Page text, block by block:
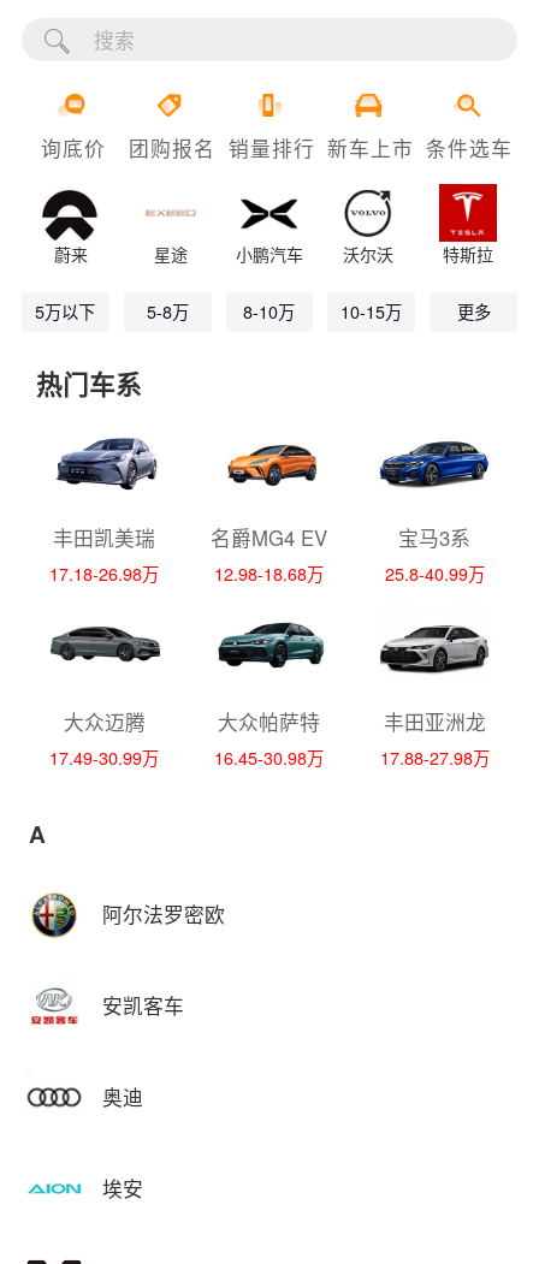
询底价 团购报名 销量排行 新车上市 条件选车
蔚来 星途 小鹏汽车 沃尔沃 特斯拉
5万以下 5-8万 8-10万 10-15万 更多
热门车系
丰田凯美瑞
17.18-26.98万
名爵MG4 EV
12.98-18.68万
宝马3系
25.8-40.99万
大众迈腾
17.49-30.99万
大众帕萨特
16.45-30.98万
丰田亚洲龙
17.88-27.98万
A
阿尔法罗密欧
安凯客车
奥迪
埃安